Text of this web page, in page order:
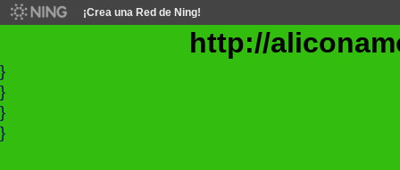
¡Crea una Red de Ning!
http://
}
}
}
}